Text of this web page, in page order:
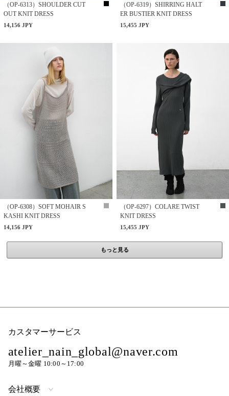
（OP-6313）SHOULDER CUT
OUT KNIT DRESS
14,156 JPY
（OP-6319）SHIRRING HALT
ER BUSTIER KNIT DRESS
15,455 JPY
（OP-6308）SOFT MOHAIR S
KASHI KNIT DRESS
14,156 JPY
（OP-6297）COLARE TWIST
KNIT DRESS
15,455 JPY
もっと見る
カスタマーサービス
atelier_nain_global@naver.com
月曜～金曜 10:00～17:00
会社概要